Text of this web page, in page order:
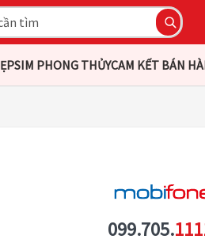
SIM PHONG THỦYCAM KẾT BÁN
099.705.